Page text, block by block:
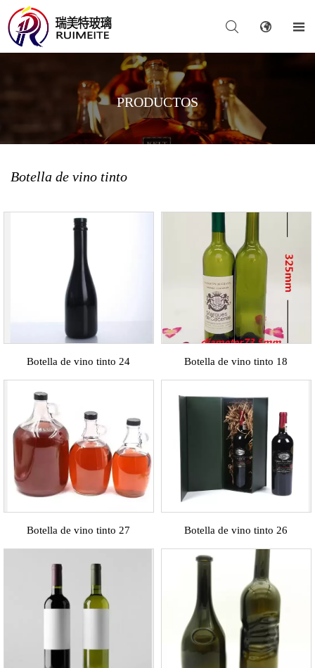
  
PRODUCTOS
Botella de vino tinto
Botella de vino tinto 24 Botella de vino tinto 18
Botella de vino tinto 27 Botella de vino tinto 26